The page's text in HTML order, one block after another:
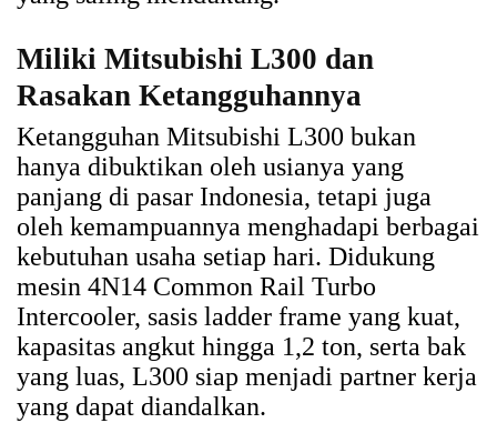
Miliki Mitsubishi L300 dan
Rasakan Ketangguhannya
Ketangguhan Mitsubishi L300 bukan
hanya dibuktikan oleh usianya yang
panjang di pasar Indonesia, tetapi juga
oleh kemampuannya menghadapi berbagai
kebutuhan usaha setiap hari. Didukung
mesin 4N14 Common Rail Turbo
Intercooler, sasis ladder frame yang kuat,
kapasitas angkut hingga 1,2 ton, serta bak
yang luas, L300 siap menjadi partner kerja
yang dapat diandalkan.